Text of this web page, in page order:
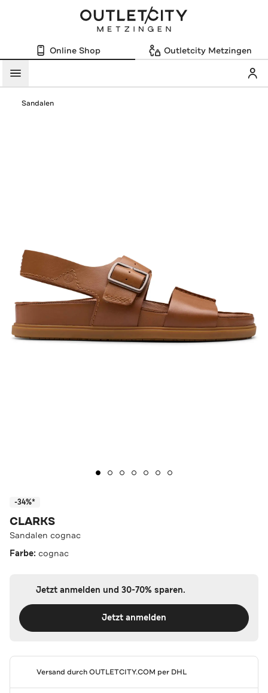
Online Shop Outletcity Metzingen
Menü
Sandalen
-34%*
CLARKS
Sandalen cognac
Farbe: cognac
Jetzt anmelden und 30-70% sparen.
Jetzt anmelden
Versand durchOUTLETCITY.COM per DHL